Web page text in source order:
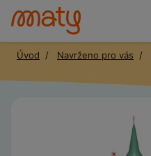
Úvod Navrženo pro vás